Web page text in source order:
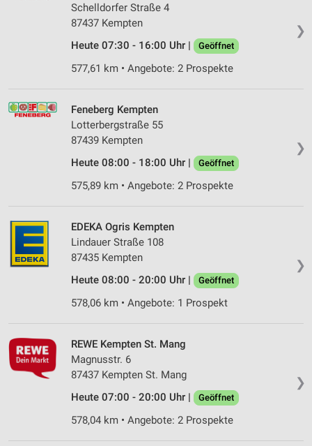
❯
Schelldorfer Straße 4
87437 Kempten
Heute 07:30 - 16:00 Uhr |
Geöffnet
577,61 km • Angebote: 2 Prospekte
❯
Feneberg Kempten
Lotterbergstraße 55
87439 Kempten
Heute 08:00 - 18:00 Uhr |
Geöffnet
575,89 km • Angebote: 2 Prospekte
❯
EDEKA Ogris Kempten
Lindauer Straße 108
87435 Kempten
Heute 08:00 - 20:00 Uhr |
Geöffnet
578,06 km • Angebote: 1 Prospekt
❯
REWE Kempten St. Mang
Magnusstr. 6
87437 Kempten St. Mang
Heute 07:00 - 20:00 Uhr |
Geöffnet
578,04 km • Angebote: 2 Prospekte